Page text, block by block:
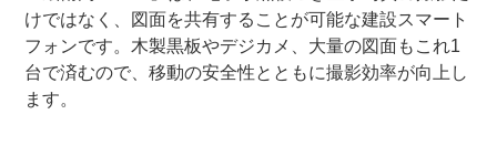
けではなく、図面を共有することが可能な建設スマート
フォンです。木製黒板やデジカメ、大量の図面もこれ1
台で済むので、移動の安全性とともに撮影効率が向上し
ます。